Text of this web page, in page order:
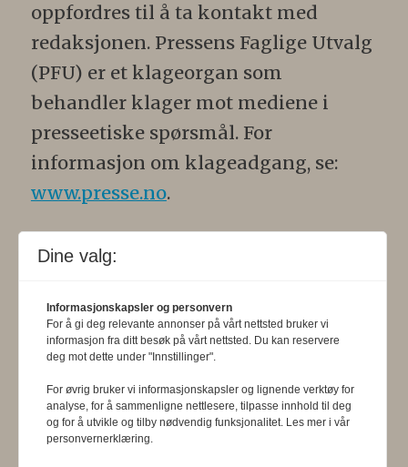
oppfordres til å ta kontakt med
redaksjonen. Pressens Faglige Utvalg
(PFU) er et klageorgan som
behandler klager mot mediene i
presseetiske spørsmål. For
informasjon om klageadgang, se:
www.presse.no.
skal gjennom en saklig og fri
informasjons- og opinionsformidling
bidra til at fysioterapifaget utvikler
seg i samsvar med samfunnets og
befolkningens behov. Tidsskriftet skal
belyse fysioterapifaglige
organisasjons-, utdannings- og helse-
Dine valg:
Informasjonskapsler og personvern
For å gi deg relevante annonser på vårt nettsted bruker vi
informasjon fra ditt besøk på vårt nettsted. Du kan reservere
deg mot dette under "Innstillinger".
For øvrig bruker vi informasjonskapsler og lignende verktøy for
analyse, for å sammenligne nettlesere, tilpasse innhold til deg
og for å utvikle og tilby nødvendig funksjonalitet. Les mer i vår
personvernerklæring.